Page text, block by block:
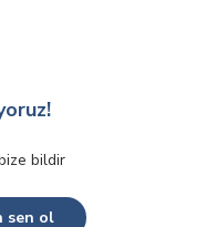
bildir
sen ol